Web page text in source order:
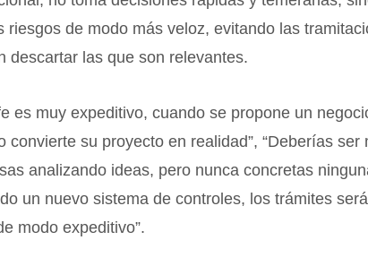
riesgos de modo más veloz, evitando las
descartar las que son relevantes.
es muy expeditivo, cuando se propone un
convierte su proyecto en realidad”, “Deberías ser
analizando ideas, pero nunca concretas
un nuevo sistema de controles, los trámites
modo expeditivo”.